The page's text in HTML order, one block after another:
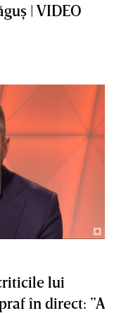
| VIDEO
lui
în direct: ”A